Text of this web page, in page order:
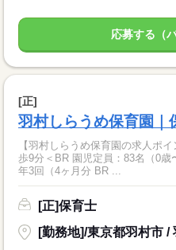
応募する（
[正]
羽村しらうめ保育園｜
【羽村しらうめ保育園の求人ポ
歩9分＜BR 園児定員：83名（0歳
年3回（4ヶ月分 BR ...
[正]保育士
[勤務地]/東京都羽村市 /